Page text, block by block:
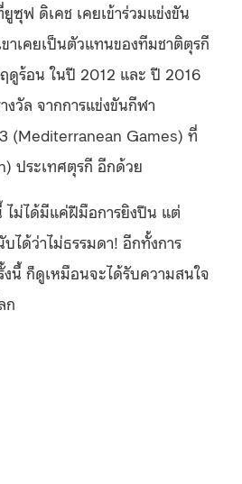
ซุฟ ดิเคช เคยเข้าร่วมแข่งขัน
าเคยเป็นตัวแทนของทีมชาติตุรกี
ดูร้อน ในปี 2012 และ ปี 2016
งวัล จากการแข่งขันกีฬา
(Mediterranean Games) ที่
ประเทศตุรกี อีกด้วย
ไม่ได้มีแค่ฝีมือการยิงปืน แต่
ได้ว่าไม่ธรรมดา! อีกทั้งการ
นี้ ก็ดูเหมือนจะได้รับความสนใจ
ก